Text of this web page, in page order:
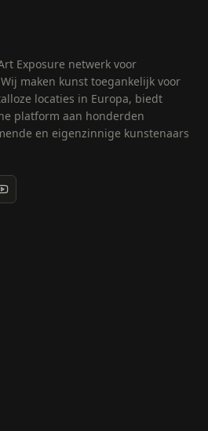
Exposure netwerk voor
maken kunst toegankelijk voor
locaties in Europa, biedt
platform aan honderden
en eigenzinnige kunstenaars